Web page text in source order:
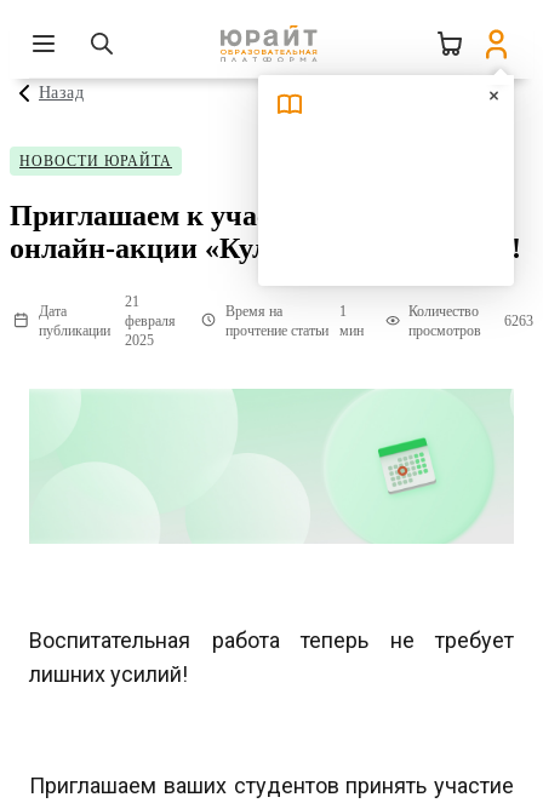
Назад
НОВОСТИ ЮРАЙТА
Приглашаем к участию в бесплатной
онлайн-акции «Культурный уровень»!
Дата
публикации
21
февраля
2025
Время на
прочтение статьи
1
мин
Количество
просмотров
6263
Воспитательная работа теперь не требует
лишних усилий!
Приглашаем ваших студентов принять участие